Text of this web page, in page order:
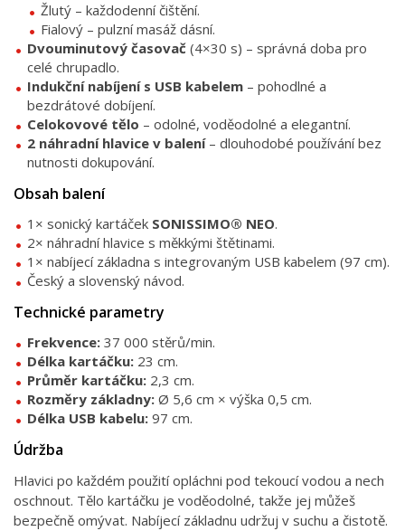
Žlutý – každodenní čištění.
Fialový – pulzní masáž dásní.
Dvouminutový časovač (4×30 s) – správná doba pro
celé chrupadlo.
Indukční nabíjení s USB kabelem – pohodlné a
bezdrátové dobíjení.
Celokovové tělo – odolné, voděodolné a elegantní.
2 náhradní hlavice v balení– dlouhodobé používání bez
nutnosti dokupování.
Obsah balení
1× sonický kartáček SONISSIMO® NEO.
2× náhradní hlavice s měkkými štětinami.
1× nabíjecí základna s integrovaným USB kabelem (97 cm).
Český a slovenský návod.
Technické parametry
Frekvence: 37 000 stěrů/min.
Délka kartáčku: 23 cm.
Průměr kartáčku: 2,3 cm.
Rozměry základny: Ø 5,6 cm × výška 0,5 cm.
Délka USB kabelu: 97 cm.
Údržba
Hlavici po každém použití opláchni pod tekoucí vodou a nech
oschnout. Tělo kartáčku je voděodolné, takže jej můžeš
bezpečně omývat. Nabíjecí základnu udržuj v suchu a čistotě.